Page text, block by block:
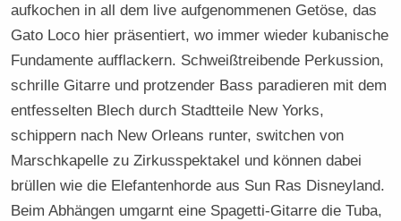
aufkochen in all dem live aufgenommenen Getöse, das
Gato Loco hier präsentiert, wo immer wieder kubanische
Fundamente aufflackern. Schweißtreibende Perkussion,
schrille Gitarre und protzender Bass paradieren mit dem
entfesselten Blech durch Stadtteile New Yorks,
schippern nach New Orleans runter, switchen von
Marschkapelle zu Zirkusspektakel und können dabei
brüllen wie die Elefantenhorde aus Sun Ras Disneyland.
Beim Abhängen umgarnt eine Spagetti-Gitarre die Tuba,